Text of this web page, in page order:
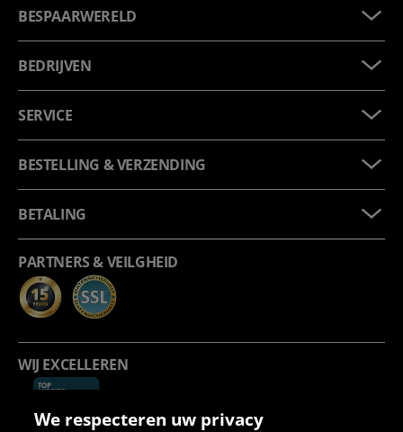
BESPAARWERELD
BEDRIJVEN
SERVICE
BESTELLING & VERZENDING
BETALING
PARTNERS & VEILGHEID
WIJ EXCELLEREN
We respecteren uw privacy